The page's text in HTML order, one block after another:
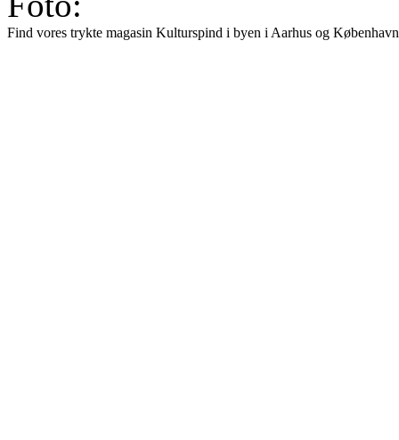
Find vores trykte magasin Kulturspind i byen i Aarhus og København